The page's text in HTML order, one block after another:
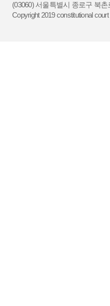
(03060) 서울특별시 종로구 북
Copyright 2019 constitutional